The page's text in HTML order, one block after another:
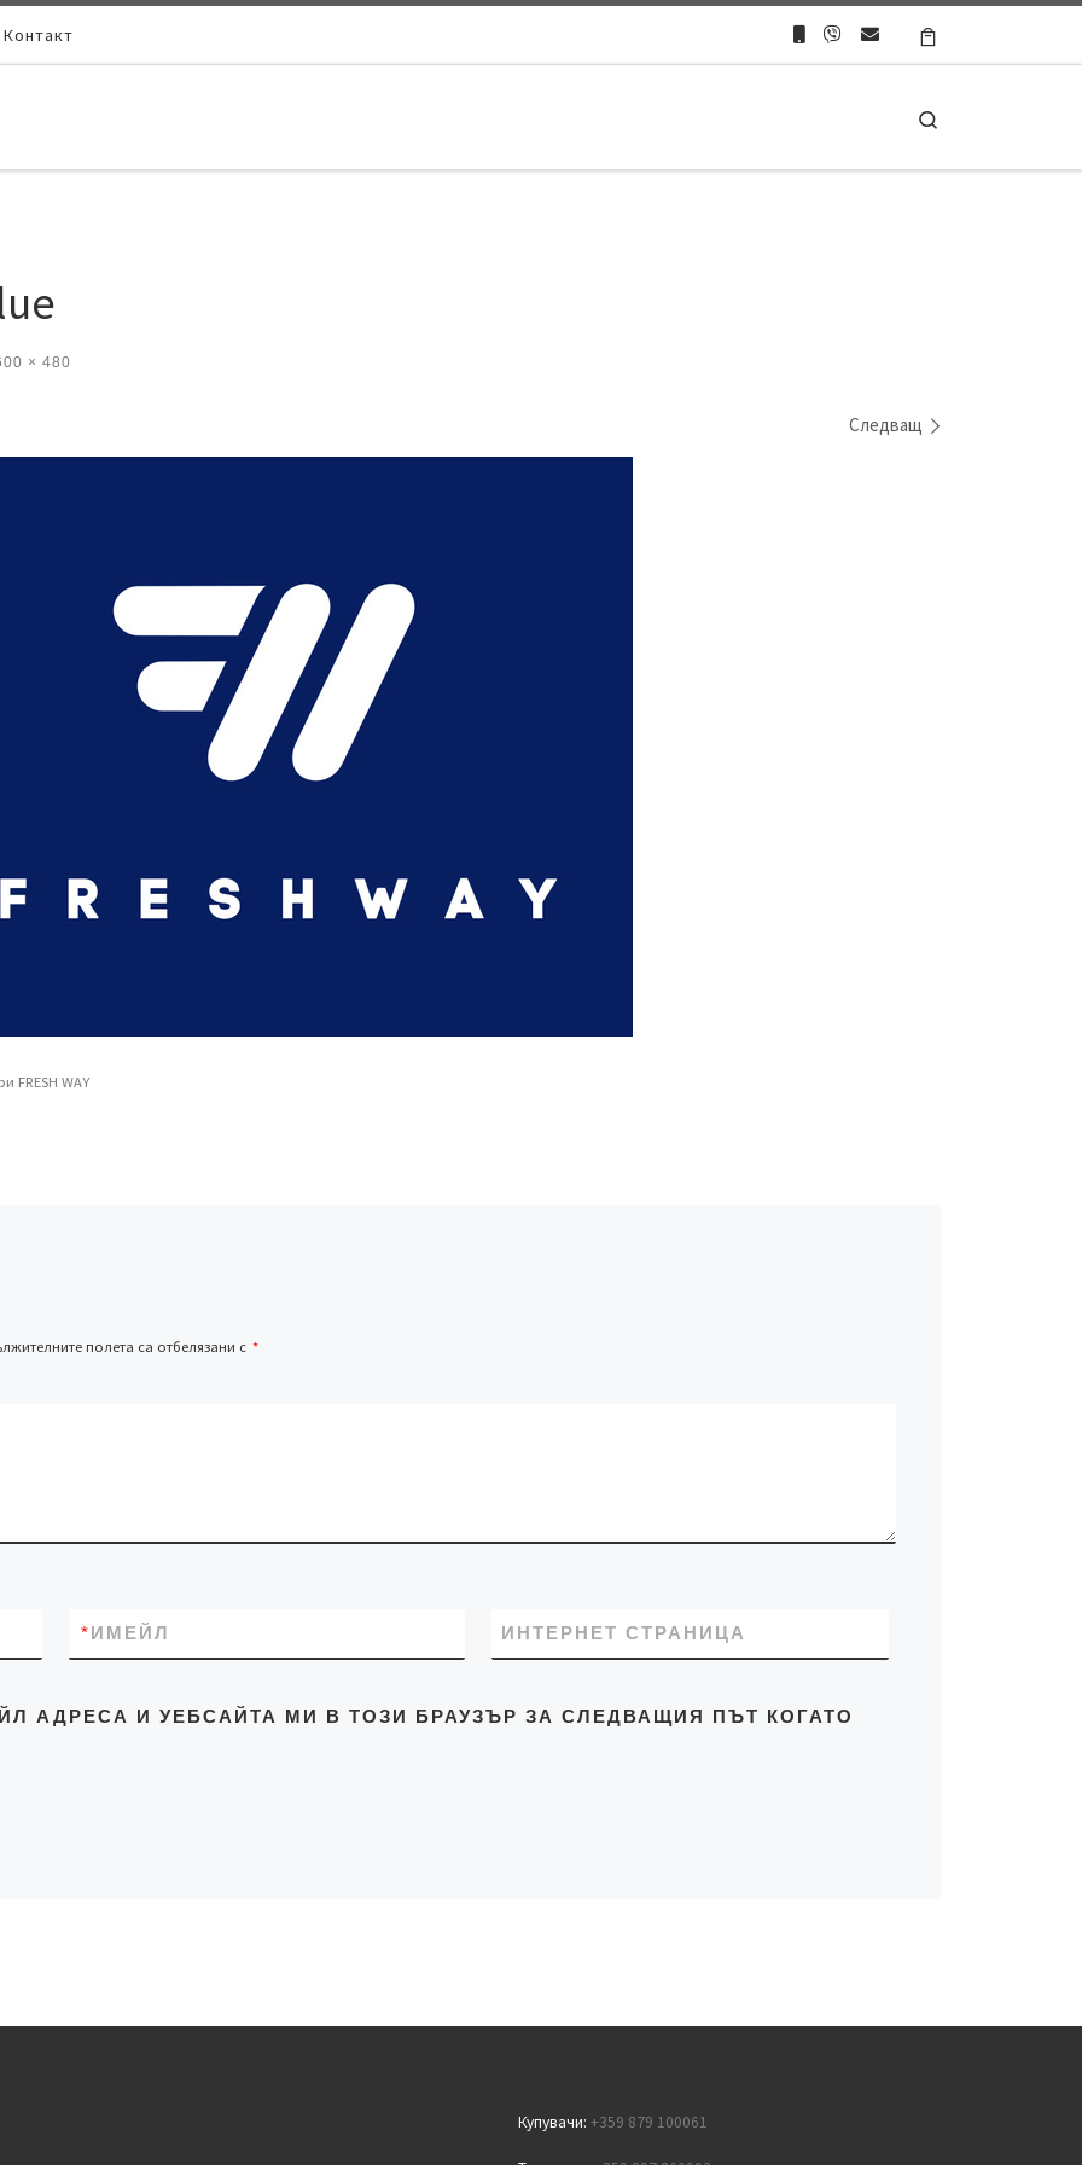
Контакт
× 480
Следващ
FRESH WAY
полета са отбелязани с *
ИМЕЙЛ
* ИНТЕРНЕТ СТРАНИЦА
АДРЕСА И УЕБСАЙТА МИ В ТОЗИ БРАУЗЪР ЗА СЛЕДВАЩИЯ ПЪТ КОГАТО
Купувачи: +359 879 100061